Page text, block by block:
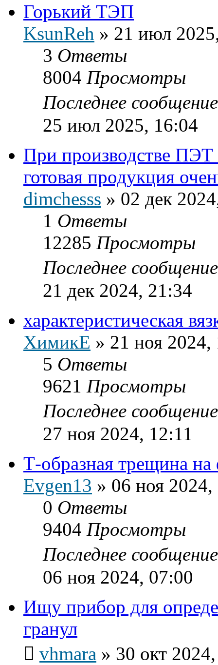
Горький ТЭП
KsunReh » 21 июл
3 Ответы
8004 Просмотры
Последнее
25 июл 2025, 16:04
При производстве ПЭТ
готовая продукция
dimchesss » 02 дек
1 Ответы
12285 Просмотры
Последнее
21 дек 2024, 21:34
характеристическая
ХимикЕ » 21 ноя 2024,
5 Ответы
9621 Просмотры
Последнее
27 ноя 2024, 12:11
Т-образная трещина
Evgen13 » 06 ноя
0 Ответы
9404 Просмотры
Последнее
06 ноя 2024, 07:00
Ищу прибор для
гранул
vhmara » 30 окт